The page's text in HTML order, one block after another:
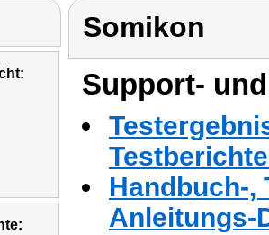
Somikon
Support-
Handbuch-,
Anleitungs-